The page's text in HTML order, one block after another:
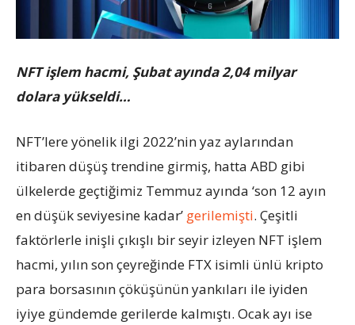
NFT işlem hacmi, Şubat ayında 2,04 milyar
dolara yükseldi…
NFT’lere yönelik ilgi 2022’nin yaz aylarından
itibaren düşüş trendine girmiş, hatta ABD gibi
ülkelerde geçtiğimiz Temmuz ayında ‘son 12 ayın
en düşük seviyesine kadar’ gerilemişti. Çeşitli
faktörlerle inişli çıkışlı bir seyir izleyen NFT işlem
hacmi, yılın son çeyreğinde FTX isimli ünlü kripto
para borsasının çöküşünün yankıları ile iyiden
iyiye gündemde gerilerde kalmıştı. Ocak ayı ise